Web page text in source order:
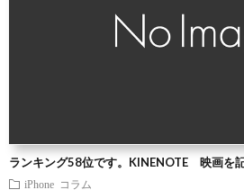
ランキング58位です。KINENOTE 映画を
iPhone コラム